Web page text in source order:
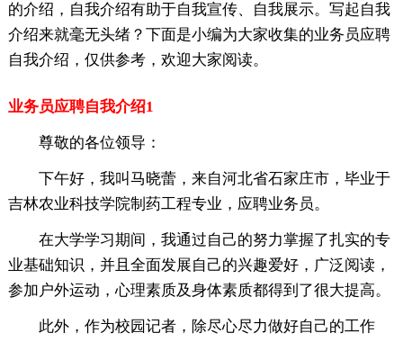
的介绍，自我介绍有助于自我宣传、自我展示。写起自我
介绍来就毫无头绪？下面是小编为大家收集的业务员应聘
自我介绍，仅供参考，欢迎大家阅读。
业务员应聘自我介绍1
尊敬的各位领导：
下午好，我叫马晓蕾，来自河北省石家庄市，毕业于
吉林农业科技学院制药工程专业，应聘业务员。
在大学学习期间，我通过自己的努力掌握了扎实的专
业基础知识，并且全面发展自己的兴趣爱好，广泛阅读，
参加户外运动，心理素质及身体素质都得到了很大提高。
此外，作为校园记者，除尽心尽力做好自己的工作